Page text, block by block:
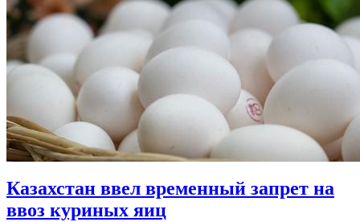
Казахстан ввел временный запрет на
ввоз куриных яиц